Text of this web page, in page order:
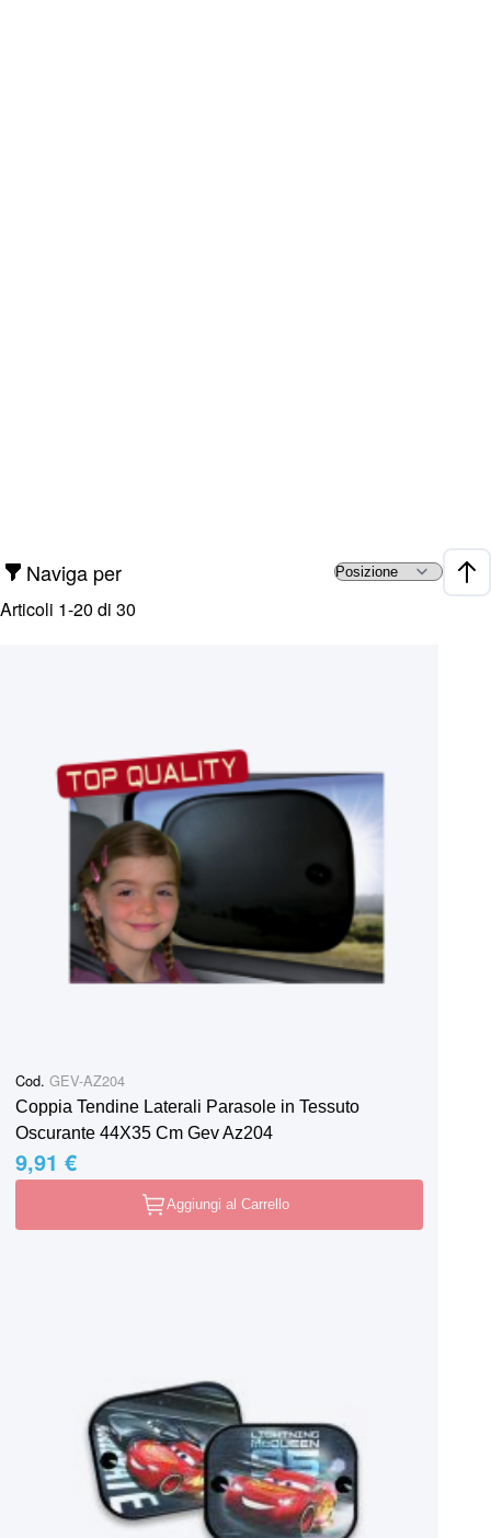
Naviga per
Articoli 1-20 di 30
Cod. GEV-AZ204
Coppia Tendine Laterali Parasole in Tessuto
Oscurante 44X35 Cm Gev Az204
9,91 €
Aggiungi al Carrello